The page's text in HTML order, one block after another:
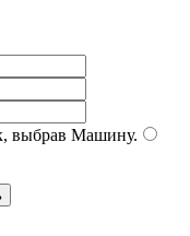
выбрав Машину.